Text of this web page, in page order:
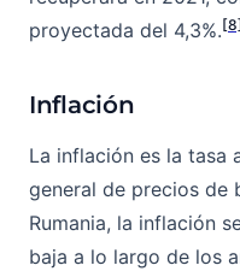
proyectada del 4,3%.[8]
Inflación
La inflación es la tasa
general de precios de
Rumania, la inflación
baja a lo largo de los